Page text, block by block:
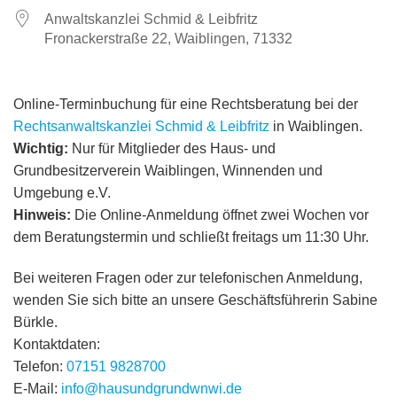
Anwaltskanzlei Schmid & Leibfritz
Fronackerstraße 22, Waiblingen, 71332
Online-Terminbuchung für eine Rechtsberatung bei der
Rechtsanwaltskanzlei Schmid & Leibfritz in Waiblingen.
Wichtig: Nur für Mitglieder des Haus- und
Grundbesitzerverein Waiblingen, Winnenden und
Umgebung e.V.
Hinweis: Die Online-Anmeldung öffnet zwei Wochen vor
dem Beratungstermin und schließt freitags um 11:30 Uhr.
Bei weiteren Fragen oder zur telefonischen Anmeldung,
wenden Sie sich bitte an unsere Geschäftsführerin Sabine
Bürkle.
Kontaktdaten:
Telefon: 07151 9828700
E-Mail: info@hausundgrundwnwi.de